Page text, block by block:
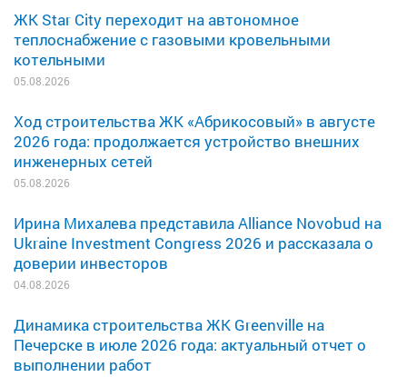
ЖК Star City переходит на автономное
теплоснабжение с газовыми кровельными
котельными
05.08.2026
Ход строительства ЖК «Абрикосовый» в августе
2026 года: продолжается устройство внешних
инженерных сетей
05.08.2026
Ирина Михалева представила Alliance Novobud на
Ukraine Investment Congress 2026 и рассказала о
доверии инвесторов
04.08.2026
Динамика строительства ЖК Greenville на
Печерске в июле 2026 года: актуальный отчет о
выполнении работ